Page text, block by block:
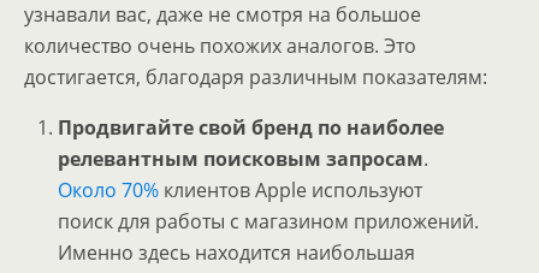
узнавали вас, даже не смотря на большое
количество очень похожих аналогов. Это
достигается, благодаря различным показателям:
Продвигайте свой бренд по наиболее
релевантным поисковым запросам.
Около 70% клиентов Apple используют
поиск для работы с магазином приложений.
Именно здесь находится наибольшая